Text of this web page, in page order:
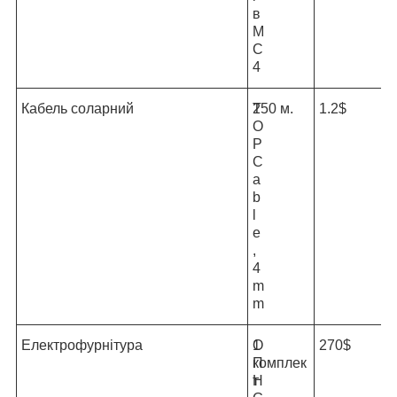
в
М
С
4
Кабель соларний
T
O
P
C
a
b
e
,
4
m
m
250 м. 1.2$
Електрофурнітура
О
П
Н
1
комплек
т
270$